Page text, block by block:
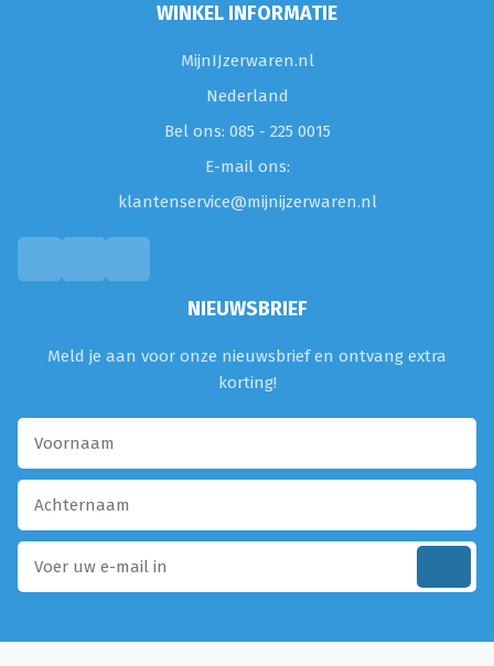
WINKEL INFORMATIE
MijnIJzerwaren.nl
Nederland
Bel ons: 085 - 225 0015
E-mail ons:
klantenservice@mijnijzerwaren.nl
NIEUWSBRIEF
Meld je aan voor onze nieuwsbrief en ontvang extra
korting!